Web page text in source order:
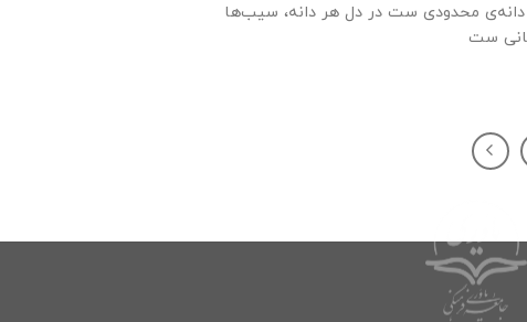
محدودی ست در دل هر دانه، سیب‌ها